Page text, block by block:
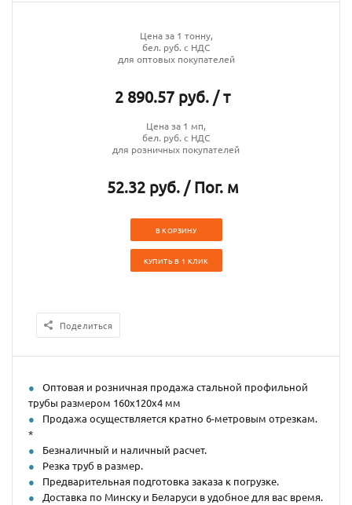
Цена за 1 тонну,
бел. руб. с НДС
для оптовых покупателей
2 890.57 руб. / т
Цена за 1 мп,
бел. руб. с НДС
для розничных покупателей
52.32 руб. / Пог. м
В КОРЗИНУ
КУПИТЬ В 1 КЛИК
Поделиться
Оптовая и розничная продажа стальной профильной
трубы размером 160х120х4 мм
Продажа осуществляется кратно 6-метровым отрезкам.
*
Безналичный и наличный расчет.
Резка труб в размер.
Предварительная подготовка заказа к погрузке.
Доставка по Минску и Беларуси в удобное для вас время.